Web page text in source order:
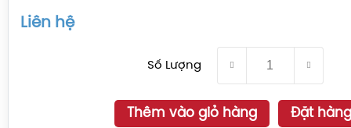
Liên hệ
Số Lượng
Thêm vào giỏ hàng Đặt hàng